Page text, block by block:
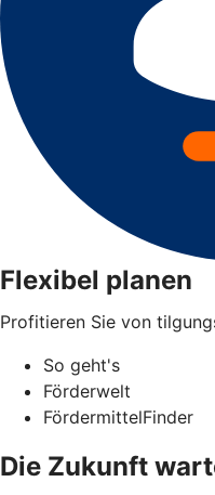
Flexibel planen
Profitieren Sie von
So geht's
Förderwelt
FördermittelFinder
Die Zukunft